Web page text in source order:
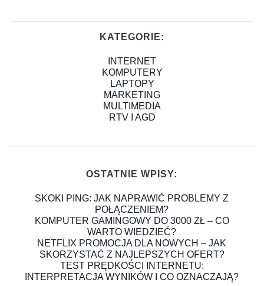
KATEGORIE:
INTERNET
KOMPUTERY
LAPTOPY
MARKETING
MULTIMEDIA
RTV I AGD
OSTATNIE WPISY:
SKOKI PING: JAK NAPRAWIĆ PROBLEMY Z
POŁĄCZENIEM?
KOMPUTER GAMINGOWY DO 3000 ZŁ – CO
WARTO WIEDZIEĆ?
NETFLIX PROMOCJA DLA NOWYCH – JAK
SKORZYSTAĆ Z NAJLEPSZYCH OFERT?
TEST PRĘDKOŚCI INTERNETU:
INTERPRETACJA WYNIKÓW I CO OZNACZAJĄ?